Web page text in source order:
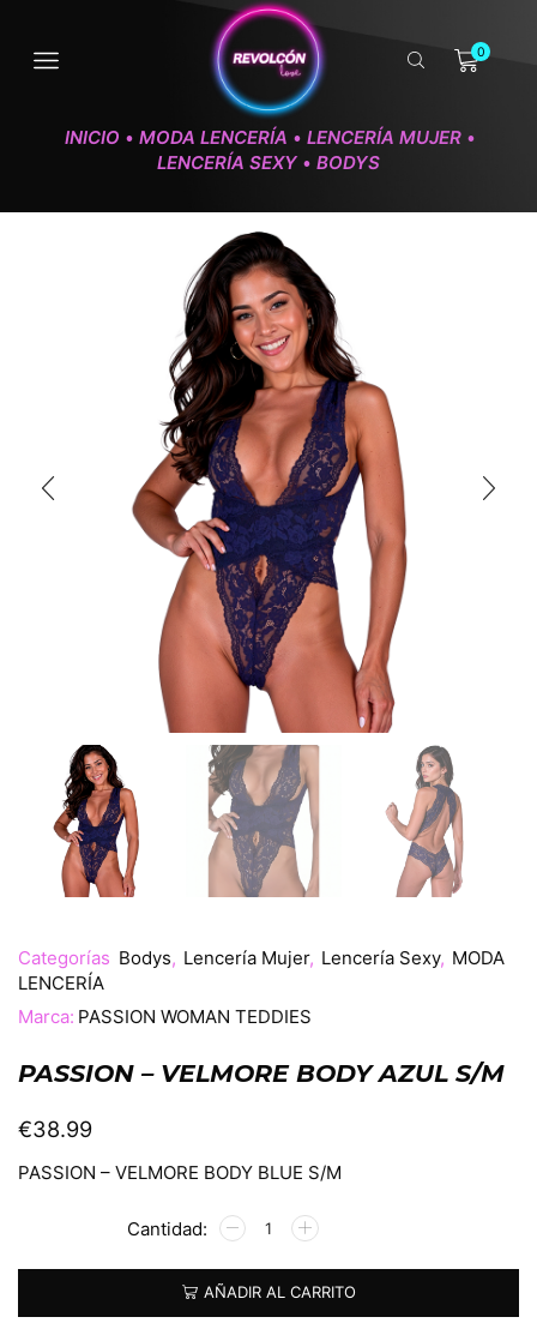
0
INICIO • MODA LENCERÍA • LENCERÍA MUJER •
LENCERÍA SEXY • BODYS
Categorías Bodys, Lencería Mujer, Lencería Sexy, MODA
LENCERÍA
Marca: PASSION WOMAN TEDDIES
PASSION – VELMORE BODY AZUL S/M
€38.99
PASSION – VELMORE BODY BLUE S/M
AÑADIR AL CARRITO
Alternative: